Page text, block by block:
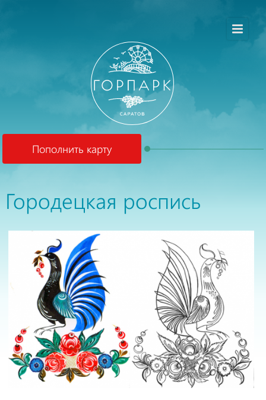
Пополнить карту
Городецкая роспись